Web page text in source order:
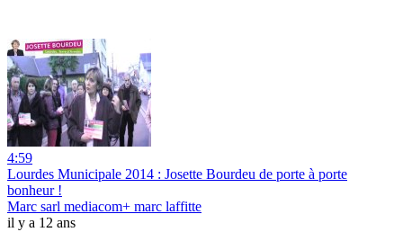
4:59
Lourdes Municipale 2014 : Josette Bourdeu de porte à porte
bonheur !
Marc sarl mediacom+ marc laffitte
il y a 12 ans